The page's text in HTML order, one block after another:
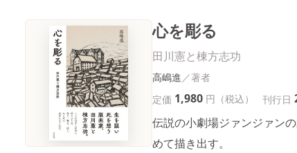
心を彫る
田川憲と棟方志功
高嶋進
定価 1,980 円（税込） 刊行日
伝説の小劇場ジァンジァン
めて描き出す。